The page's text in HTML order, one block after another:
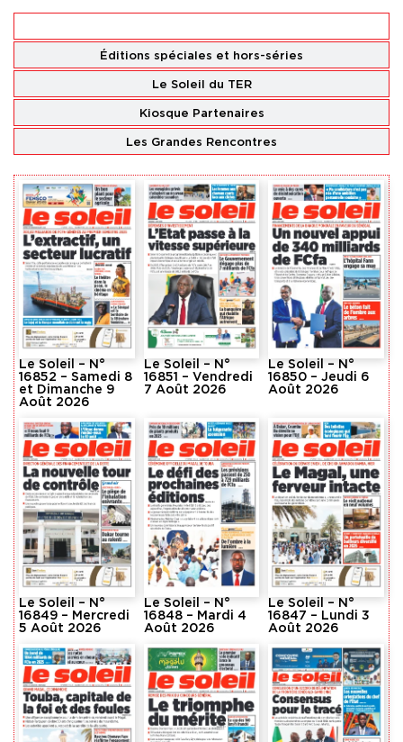
Éditions spéciales et hors-séries
Le Soleil du TER
Kiosque Partenaires
Les Grandes Rencontres
Le Soleil – N°
16852 – Samedi 8
et Dimanche 9
Août 2026
Le Soleil – N°
16851 – Vendredi
7 Août 2026
Le Soleil – N°
16850 – Jeudi 6
Août 2026
Le Soleil – N°
16849 – Mercredi
5 Août 2026
Le Soleil – N°
16848 – Mardi 4
Août 2026
Le Soleil – N°
16847 – Lundi 3
Août 2026